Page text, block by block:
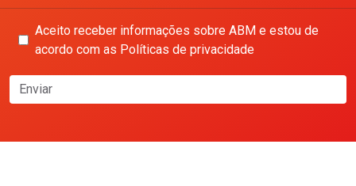
Aceito receber informações sobre ABM e estou de
acordo com as Políticas de privacidade
Enviar